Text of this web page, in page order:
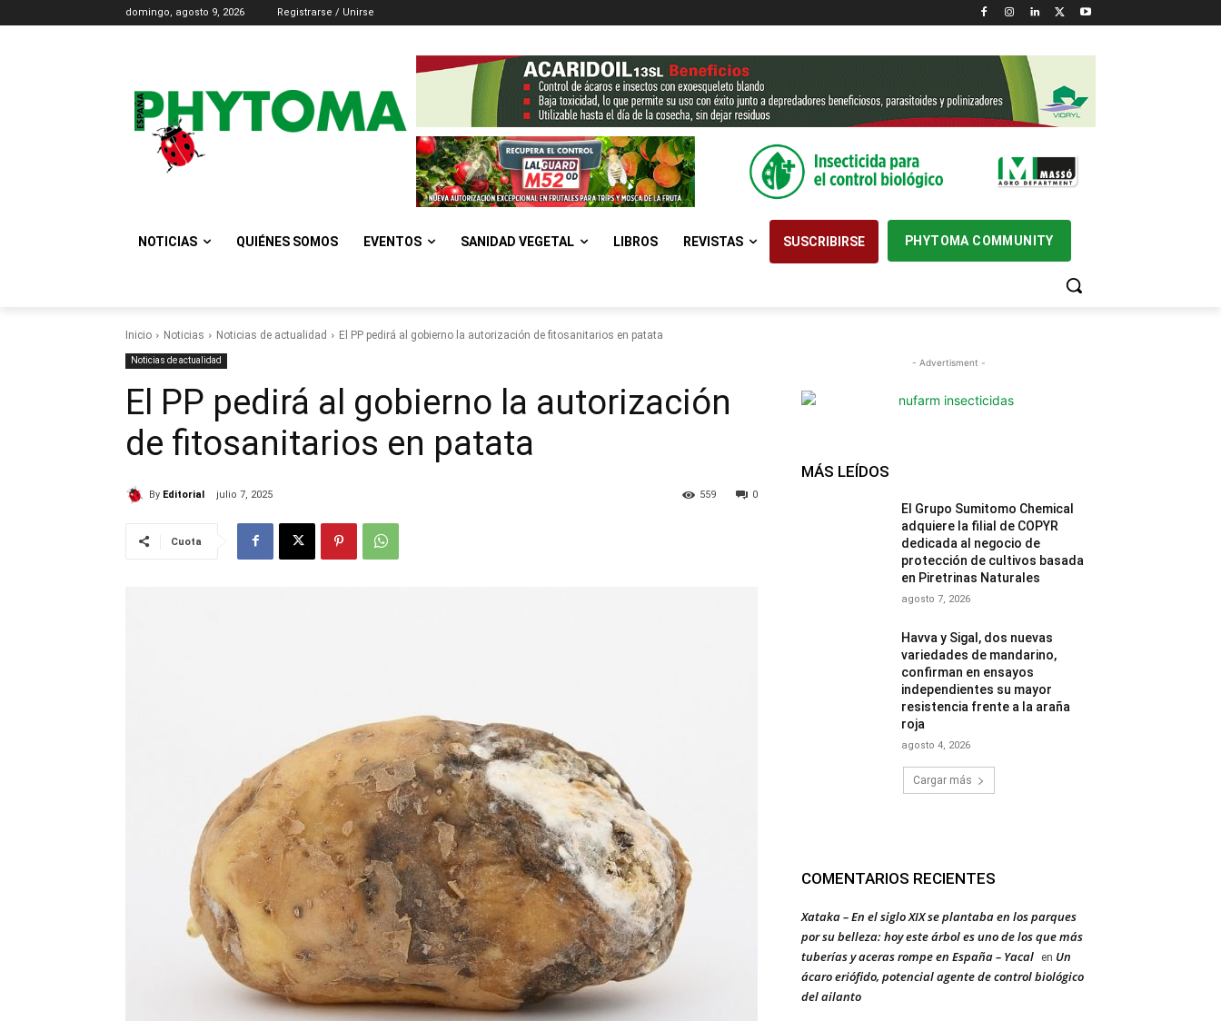
domingo, agosto 9, 2026 Registrarse / Unirse
NOTICIAS QUIÉNES SOMOS EVENTOS SANIDAD VEGETAL LIBROS REVISTAS SUSCRIBIRSE PHYTOMA COMMUNITY
Inicio Noticias Noticias de actualidad El PP pedirá al gobierno la autorización de fitosanitarios en patata
Noticias de actualidad
El PP pedirá al gobierno la autorización
de fitosanitarios en patata
By Editorial julio 7, 2025 0
559
Cuota
- Advertisment -
MÁS LEÍDOS
El Grupo Sumitomo Chemical
adquiere la filial de COPYR
dedicada al negocio de
protección de cultivos basada
en Piretrinas Naturales
agosto 7, 2026
Havva y Sigal, dos nuevas
variedades de mandarino,
confirman en ensayos
independientes su mayor
resistencia frente a la araña
roja
agosto 4, 2026
Cargar más
COMENTARIOS RECIENTES
Xataka – En el siglo XIX se plantaba en los parques
por su belleza: hoy este árbol es uno de los que más
tuberías y aceras rompe en España – Yacal
en Un
ácaro eriófido, potencial agente de control biológico
del ailanto